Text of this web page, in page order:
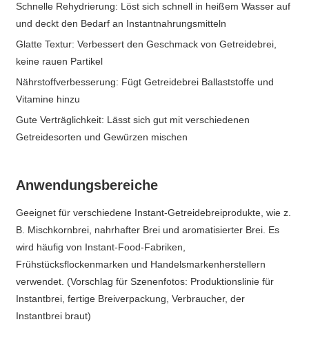
Schnelle Rehydrierung: Löst sich schnell in heißem Wasser auf
und deckt den Bedarf an Instantnahrungsmitteln
Glatte Textur: Verbessert den Geschmack von Getreidebrei,
keine rauen Partikel
Nährstoffverbesserung: Fügt Getreidebrei Ballaststoffe und
Vitamine hinzu
Gute Verträglichkeit: Lässt sich gut mit verschiedenen
Getreidesorten und Gewürzen mischen
Anwendungsbereiche
Geeignet für verschiedene Instant-Getreidebreiprodukte, wie z.
B. Mischkornbrei, nahrhafter Brei und aromatisierter Brei. Es
wird häufig von Instant-Food-Fabriken,
Frühstücksflockenmarken und Handelsmarkenherstellern
verwendet. (Vorschlag für Szenenfotos: Produktionslinie für
Instantbrei, fertige Breiverpackung, Verbraucher, der
Instantbrei braut)